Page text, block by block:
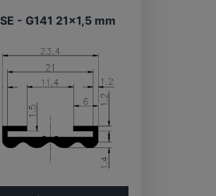
SE - G141 21×1,5 mm